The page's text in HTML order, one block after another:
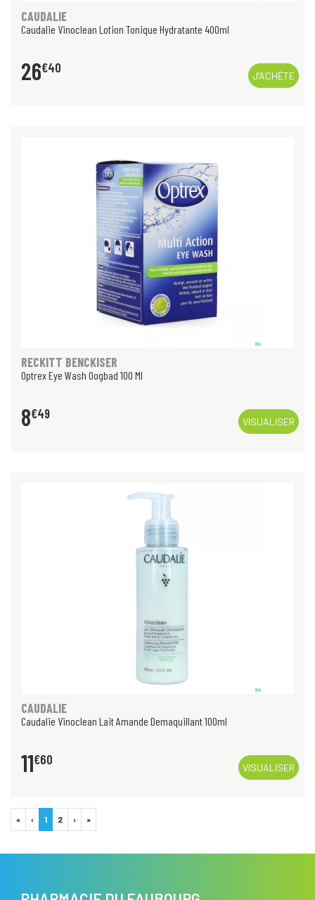
CAUDALIE
Caudalie Vinoclean Lotion Tonique Hydratante 400ml
26€40
J’ACHÈTE
RECKITT BENCKISER
Optrex Eye Wash Oogbad 100 Ml
8€49
VISUALISER
CAUDALIE
Caudalie Vinoclean Lait Amande Demaquillant 100ml
11€60
VISUALISER
« ‹ 1 2 › »